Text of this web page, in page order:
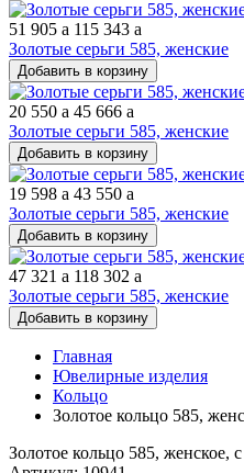
51 905 a 115 343 a
Золотые серьги 585, женские
Добавить в корзину
20 550 a 45 666 a
Золотые серьги 585, женские
Добавить в корзину
19 598 a 43 550 a
Золотые серьги 585, женские
Добавить в корзину
47 321 a 118 302 a
Золотые серьги 585, женские
Добавить в корзину
Главная
Ювелирные изделия
Кольцо
Золотое кольцо 585,
Золотое кольцо 585, женское,